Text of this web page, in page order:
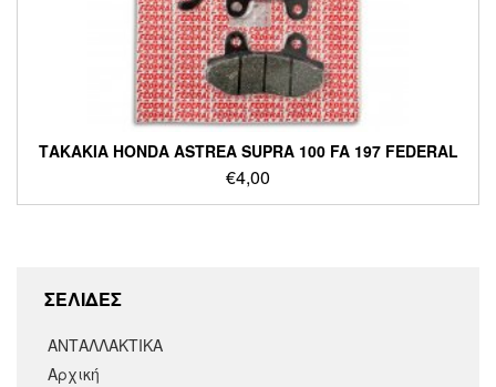
ΤΑΚΑΚΙΑ HONDA ASTREA SUPRA 100 FA 197 FEDERAL
€4,00
ΣΕΛΙΔΕΣ
ΑΝΤΑΛΛΑΚΤΙΚΑ
Αρχική